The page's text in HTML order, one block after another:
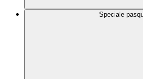
Speciale